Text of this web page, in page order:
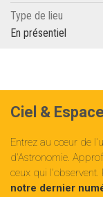
Type de lieu
En présentiel
Ciel &
Entrez au cœur de
d'Astronomie.
ceux qui l'observent.
notre dernier